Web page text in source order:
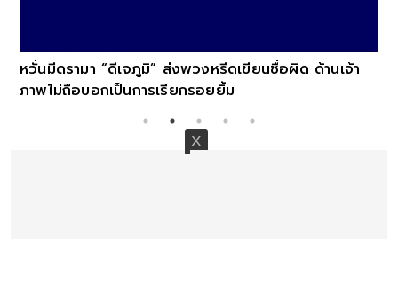
หวั่นมีดรามา “ดีเจภูมิ” ส่งพวงหรีดเขียนชื่อผิด ด้านเจ้า
ภาพไม่ถือบอกเป็นการเรียกรอยยิ้ม